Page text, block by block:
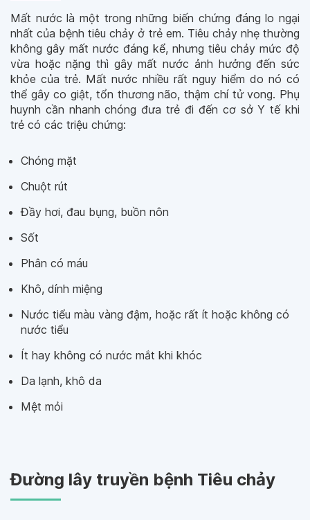
Mất nước là một trong những biến chứng đáng lo ngại
nhất của bệnh tiêu chảy ở trẻ em. Tiêu chảy nhẹ thường
không gây mất nước đáng kể, nhưng tiêu chảy mức độ
vừa hoặc nặng thì gây mất nước ảnh hưởng đến sức
khỏe của trẻ. Mất nước nhiều rất nguy hiểm do nó có
thể gây co giật, tổn thương não, thậm chí tử vong. Phụ
huynh cần nhanh chóng đưa trẻ đi đến cơ sở Y tế khi
trẻ có các triệu chứng:
Chóng mặt
Chuột rút
Đầy hơi, đau bụng, buồn nôn
Sốt
Phân có máu
Khô, dính miệng
Nước tiểu màu vàng đậm, hoặc rất ít hoặc không có
nước tiểu
Ít hay không có nước mắt khi khóc
Da lạnh, khô da
Mệt mỏi
Đường lây truyền bệnh Tiêu chảy